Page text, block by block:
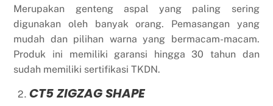
Merupakan genteng aspal yang paling sering
digunakan oleh banyak orang. Pemasangan yang
mudah dan pilihan warna yang bermacam-macam.
Produk ini memiliki garansi hingga 30 tahun dan
sudah memiliki sertifikasi TKDN.
CT5 ZIGZAG SHAPE